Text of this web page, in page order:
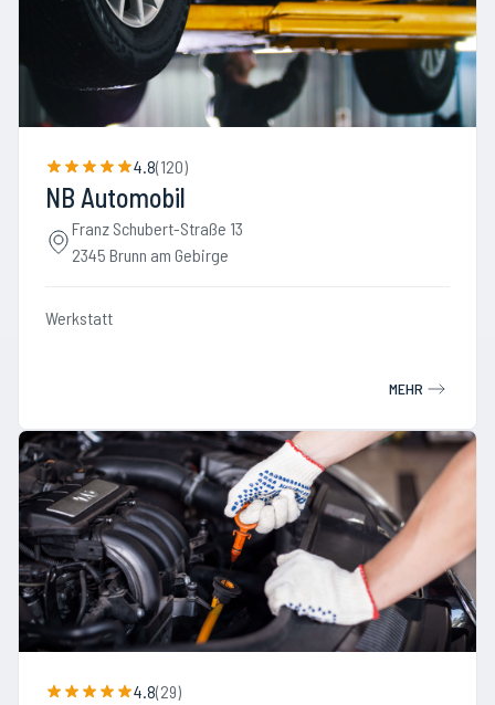
4.8(120)
NB Automobil
Franz Schubert-Straße 13
2345 Brunn am Gebirge
Werkstatt
MEHR
4.8(29)